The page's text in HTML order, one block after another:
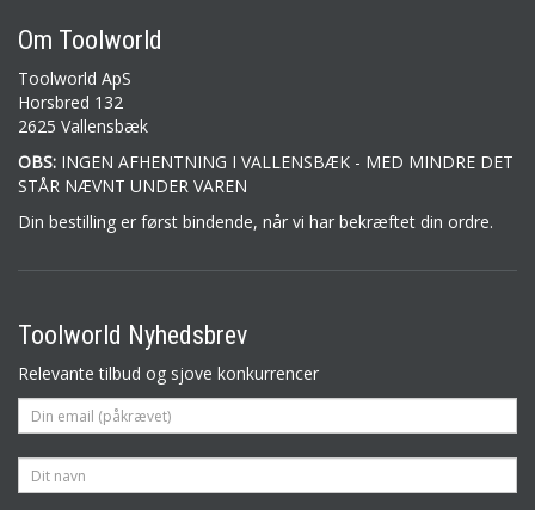
Om Toolworld
Toolworld ApS
Horsbred 132
2625 Vallensbæk
OBS: INGEN AFHENTNING I VALLENSBÆK - MED MINDRE DET
STÅR NÆVNT UNDER VAREN
Din bestilling er først bindende, når vi har bekræftet din ordre.
Toolworld Nyhedsbrev
Relevante tilbud og sjove konkurrencer